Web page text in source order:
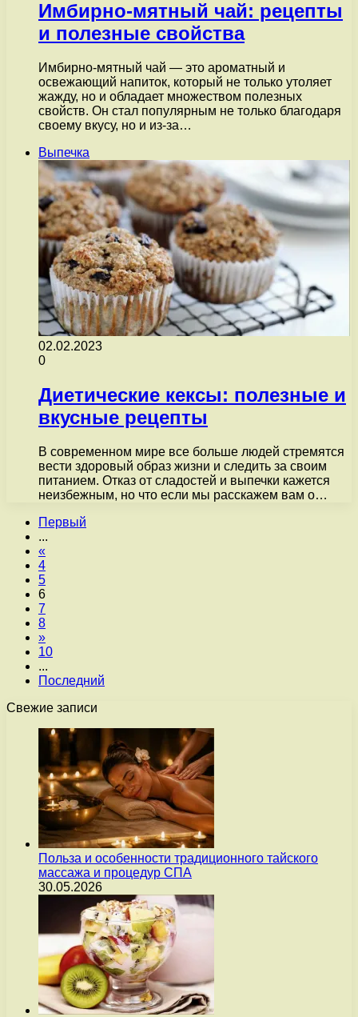
Имбирно-мятный чай: рецепты
и полезные свойства
Имбирно-мятный чай — это ароматный и
освежающий напиток, который не только утоляет
жажду, но и обладает множеством полезных
свойств. Он стал популярным не только благодаря
своему вкусу, но и из-за…
Выпечка
02.02.2023
0
Диетические кексы: полезные и
вкусные рецепты
В современном мире все больше людей стремятся
вести здоровый образ жизни и следить за своим
питанием. Отказ от сладостей и выпечки кажется
неизбежным, но что если мы расскажем вам о…
Первый
...
«
4
5
6
7
8
»
10
...
Последний
Свежие записи
Польза и особенности традиционного тайского
массажа и процедур СПА
30.05.2026